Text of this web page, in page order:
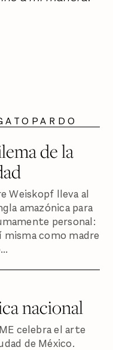
de la
Weiskopf lleva al
amazónica para
personal:
misma como madre
nacional
celebra el arte
de México.